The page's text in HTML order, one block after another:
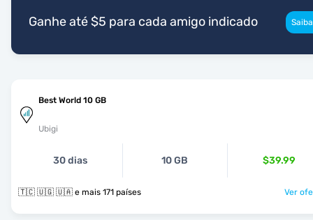
Ganhe até $5 para cada amigo indicado
Best World 10 GB
Ubigi
30 dias 10 GB $39.99
🇹🇨 🇺🇬 🇺🇦 e mais 171 países Ver